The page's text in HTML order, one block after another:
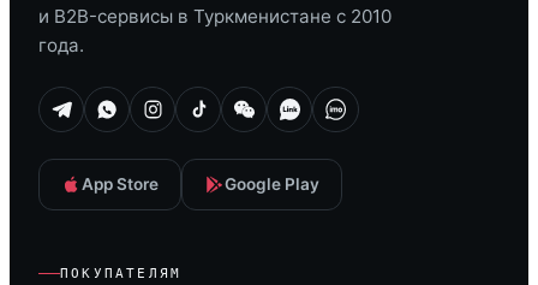
и B2B-сервисы в Туркменистане с 2010
года.
App Store Google Play
ПОКУПАТЕЛЯМ